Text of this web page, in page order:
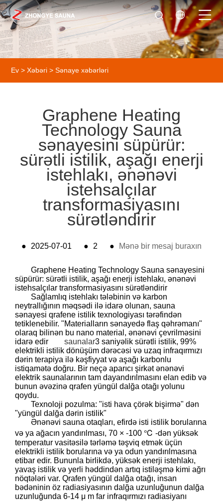
Ev > Xəbəri >Sənaye xəbərləri
Graphene Heating
Technology Sauna
sənayesini süpürür:
sürətli istilik, aşağı enerji
istehlakı, ənənəvi
istehsalçılar
transformasiyasını
sürətləndirir
● 2025-07-01 ● 2 ● Mənə bir mesaj buraxın
Graphene Heating Technology Sauna sənayesini
süpürür: sürətli istilik, aşağı enerji istehlakı, ənənəvi
istehsalçılar transformasiyasını sürətləndirir
Sağlamlıq istehlakı tələbinin və karbon
neytrallığının məqsədi ilə idarə olunan, sauna
sənayesi qrafene istilik texnologiyası tərəfindən
tetiklenebilir. "Materialların sənayedə flaş qəhrəmanı"
olaraq bilinən bu nano material, ənənəvi çevrilməsini
idarə edir
saunalar3 saniyəlik sürətli istilik, 99%
elektrikli istilik dönüşüm dərəcəsi və uzaq infraqırmızı
dərin terapiya ilə kəşfiyyat və aşağı karbonlu
istiqamətə doğru. Bir neçə aparıcı şirkət ənənəvi
elektrik saunalarının tam dayandırılmasını elan edib və
bunun əvəzinə qrafen yüngül dalğa otağı yolunu
qoydu.
Texnoloji pozulma: "isti hava çörək bişirmə" dən
"yüngül dalğa dərin istilik"
Ənənəvi sauna otaqları, efirdə isti istilik borularına
və ya ağacın yandırılması, 70 × -100 ℃ -dən yüksək
temperatur vasitəsilə tərləmə təşviq etmək üçün
elektrikli istilik borularına və ya odun yandırılmasına
etibar edir. Bununla birlikdə, yüksək enerji istehlakı,
yavaş istilik və yerli həddindən artıq istiləşmə kimi ağrı
nöqtələri var. Qrafen yüngül dalğa otağı, insan
bədəninin öz radiasiyasının dalğa uzunluğunun dalğa
uzunluğunda 6-14 μ m far infraqırmızı radiasiyanı